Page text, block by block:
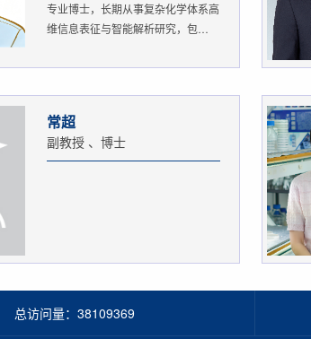
专业博士，长期从事复杂化学体系高
维信息表征与智能解析研究，包
常超
副教授 、博士
总访问量： 38109369